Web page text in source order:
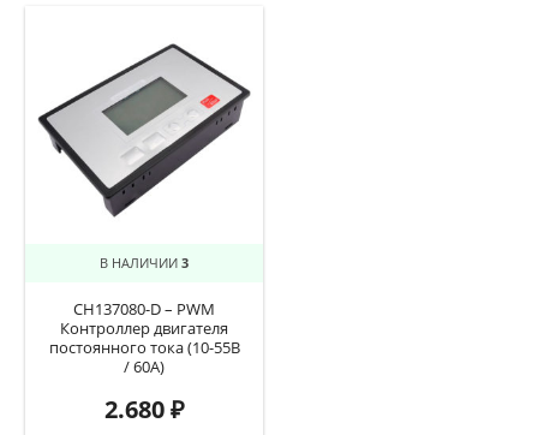
В НАЛИЧИИ 3
CH137080-D – PWM
Контроллер двигателя
постоянного тока (10-55В
/ 60А)
2.680₽